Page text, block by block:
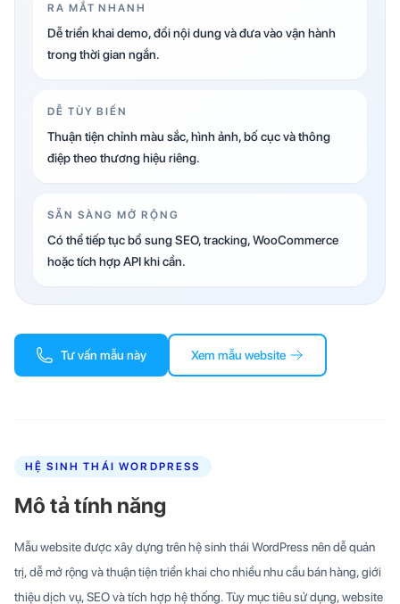
RA MẮT NHANH
Dễ triển khai demo, đổi nội dung và đưa vào vận hành
trong thời gian ngắn.
DỄ TÙY BIẾN
Thuận tiện chỉnh màu sắc, hình ảnh, bố cục và thông
điệp theo thương hiệu riêng.
SẴN SÀNG MỞ RỘNG
Có thể tiếp tục bổ sung SEO, tracking, WooCommerce
hoặc tích hợp API khi cần.
Tư vấn mẫu này Xem mẫu website
HỆ SINH THÁI WORDPRESS
Mô tả tính năng
Mẫu website được xây dựng trên hệ sinh thái WordPress nên dễ quản
trị, dễ mở rộng và thuận tiện triển khai cho nhiều nhu cầu bán hàng, giới
thiệu dịch vụ, SEO và tích hợp hệ thống. Tùy mục tiêu sử dụng, website